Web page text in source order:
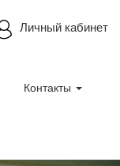
Личный кабинет
Контакты